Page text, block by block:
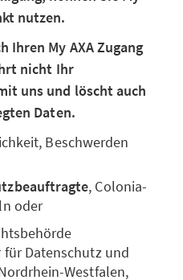
nutzen.
Ihren My AXA Zugang
nicht Ihr
uns und löscht auch
Daten.
Beschwerden
, Colonia-
oder
Datenschutz und
Westfalen,